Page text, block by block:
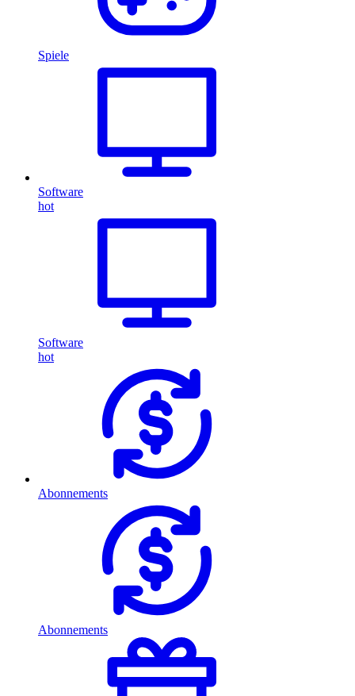
Spiele
Software
hot
Software
hot
Abonnements
Abonnements